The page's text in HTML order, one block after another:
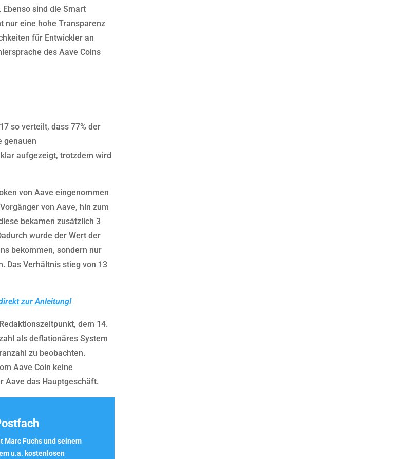
sind die Smart
nur eine hohe Transparenz
für Entwickler an
des Aave Coins
so verteilt, dass 77% der
genauen
aufgezeigt, trotzdem wird
von Aave eingenommen
von Aave, hin zum
bekamen zusätzlich 3
wurde der Wert der
bekommen, sondern nur
Das Verhältnis stieg von 13
zur Anleitung!
dem 14.
als deflationäres System
zu beobachten.
Aave Coin keine
Aave das Hauptgeschäft.
Marc Fuchs und seinem
u.a. kostenlosen